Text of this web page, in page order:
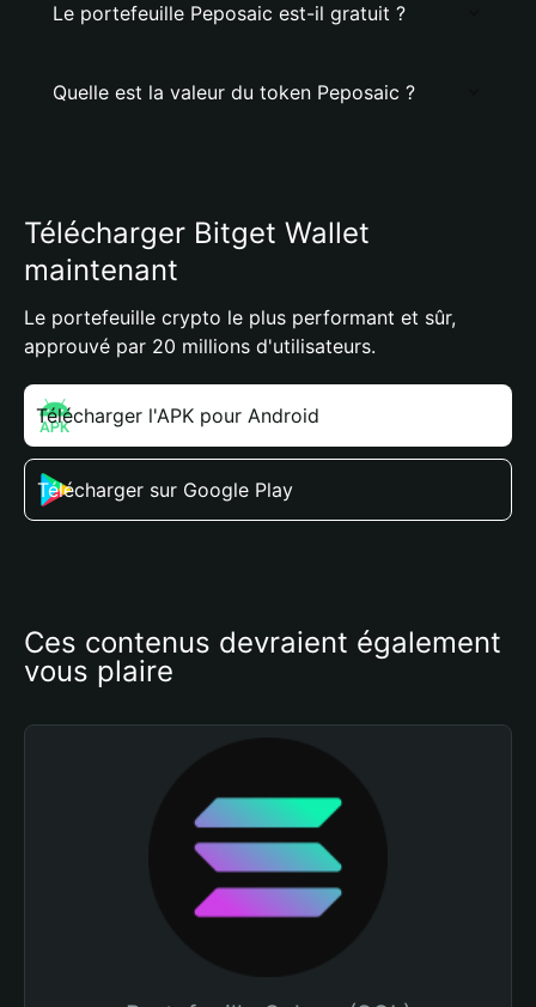
Le portefeuille Peposaic est-il gratuit ?
Quelle est la valeur du token Peposaic ?
Télécharger Bitget Wallet
maintenant
Le portefeuille crypto le plus performant et sûr,
approuvé par 20 millions d'utilisateurs.
Télécharger l'APK pour Android
Télécharger sur Google Play
Ces contenus devraient également
vous plaire